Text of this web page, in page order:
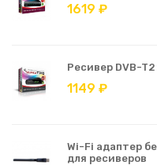
1619 ₽
Ресивер DVB-T2
1149 ₽
Wi-Fi адаптер
для ресиверов